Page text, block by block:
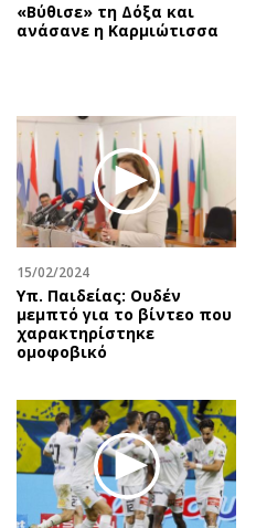
«Βύθισε» τη Δόξα και
ανάσανε η Καρμιώτισσα
15/02/2024
Υπ. Παιδείας: Ουδέν
μεμπτό για το βίντεο που
χαρακτηρίστηκε
ομοφοβικό